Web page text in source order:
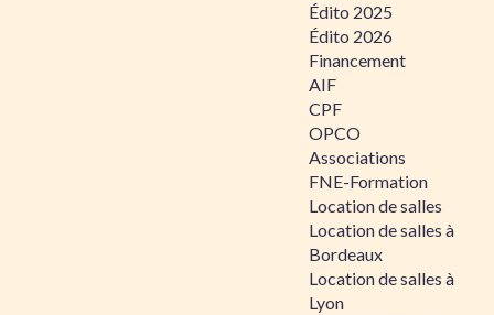
Édito 2025
Édito 2026
Financement
AIF
CPF
OPCO
Associations
FNE-Formation
Location de salles
Location de salles à
Bordeaux
Location de salles à
Lyon